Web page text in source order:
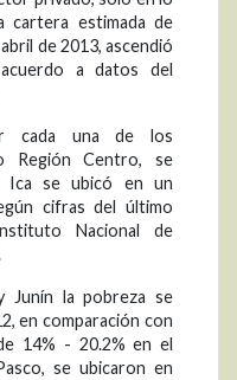
cartera estimada de
de 2013, ascendió
a datos del
cada una de los
Región Centro, se
Ica se ubicó en un
cifras del último
Nacional de
Junín la pobreza se
en comparación con
14% - 20.2% en el
se ubicaron en